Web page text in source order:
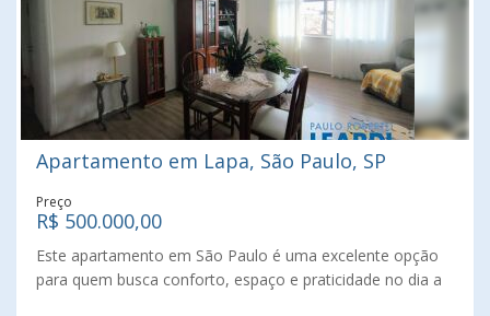
Apartamento em Lapa, São Paulo, SP
Preço
R$ 500.000,00
Este apartamento em São Paulo é uma excelente opção
para quem busca conforto, espaço e praticidade no dia a